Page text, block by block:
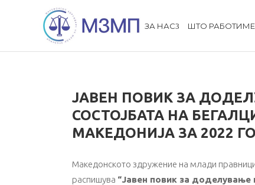
ЗА НАС ШТО РАБОТИМЕ
ЈАВЕН ПОВИК ЗА
СОСТОЈБАТА НА
МАКЕДОНИЈА ЗА 2022
Македонското здружение на млади
распишува “Јавен повик за доделување